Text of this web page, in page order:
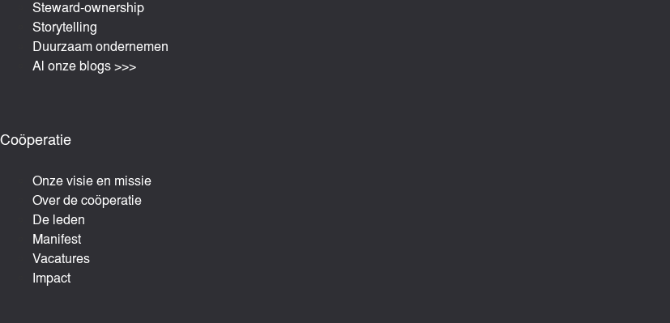
Steward-ownership
Storytelling
Duurzaam ondernemen
Al onze blogs >>>
Coöperatie
Onze visie en missie
Over de coöperatie
De leden
Manifest
Vacatures
Impact